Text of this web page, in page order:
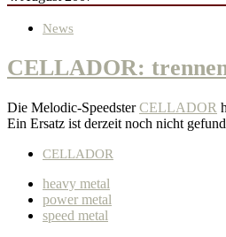
News
CELLADOR:
Die Melodic-SpeedsterCELLADOR
Ein Ersatz ist derzeit noch nicht
CELLADOR
heavy metal
power metal
speed metal